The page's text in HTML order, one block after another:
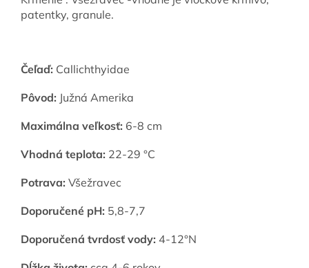
patentky, granule.
Čeľaď: Callichthyidae
Pôvod: Južná Amerika
Maximálna veľkosť: 6-8 cm
Vhodná teplota: 22-29 °C
Potrava: Všežravec
Doporučené pH: 5,8-7,7
Doporučená tvrdosť vody: 4-12°N